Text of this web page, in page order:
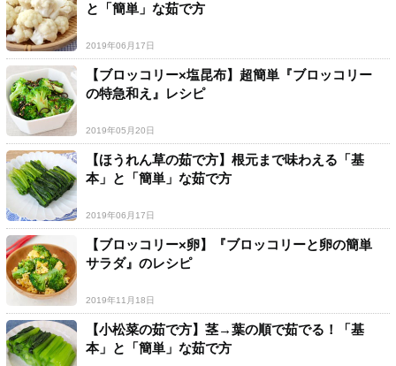
と「簡単」な茹で方
2019年06月17日
【ブロッコリー×塩昆布】超簡単『ブロッコリー
の特急和え』レシピ
2019年05月20日
【ほうれん草の茹で方】根元まで味わえる「基
本」と「簡単」な茹で方
2019年06月17日
【ブロッコリー×卵】『ブロッコリーと卵の簡単
サラダ』のレシピ
2019年11月18日
【小松菜の茹で方】茎→葉の順で茹でる！「基
本」と「簡単」な茹で方